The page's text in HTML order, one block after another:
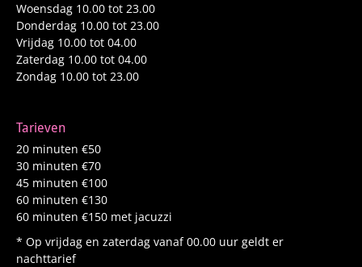
Woensdag 10.00 tot 23.00
Donderdag 10.00 tot 23.00
Vrijdag 10.00 tot 04.00
Zaterdag 10.00 tot 04.00
Zondag 10.00 tot 23.00
Tarieven
20 minuten €50
30 minuten €70
45 minuten €100
60 minuten €130
60 minuten €150 met jacuzzi
* Op vrijdag en zaterdag vanaf 00.00 uur geldt er
nachttarief